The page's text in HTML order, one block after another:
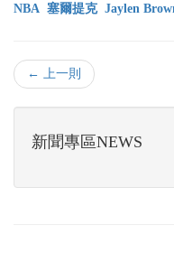
NBA 塞爾提克 Jaylen
← 上一則
新聞專區NEWS